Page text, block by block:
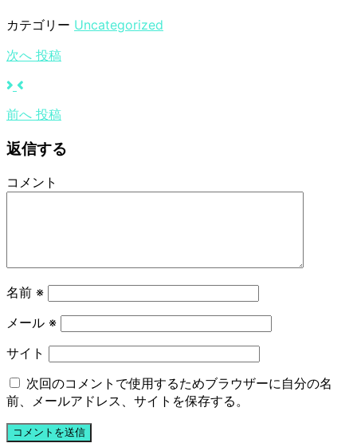
カテゴリー Uncategorized
次へ 投稿
前へ 投稿
返信する
コメント
名前 ※
メール ※
サイト
次回のコメントで使用するためブラウザーに自分の名
前、メールアドレス、サイトを保存する。